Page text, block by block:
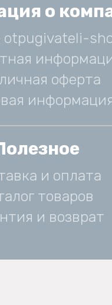
о
otpugivateli-
оферта
и оплата
товаров
и возврат